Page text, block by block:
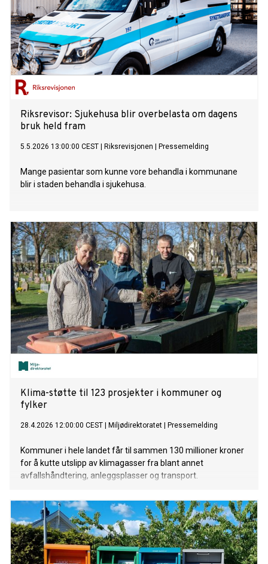
Riksrevisor: Sjukehusa blir overbelasta om dagens
bruk held fram
5.5.2026 13:00:00 CEST Riksrevisjonen Pressemelding
Mange pasientar som kunne vore behandla i kommunane
blir i staden behandla i sjukehusa.
Klima-støtte til 123 prosjekter i kommuner og
fylker
28.4.2026 12:00:00 CEST Miljødirektoratet Pressemelding
Kommuner i hele landet får til sammen 130 millioner kroner
for å kutte utslipp av klimagasser fra blant annet
avfallshåndtering, anleggsplasser og transport.